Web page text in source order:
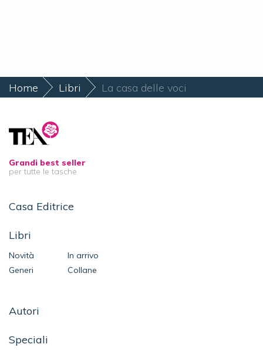
Home Libri La casa delle voci
Grandi best seller
per tutte le tasche
Casa Editrice
Libri
Novità
In arrivo
Generi
Collane
Autori
Speciali